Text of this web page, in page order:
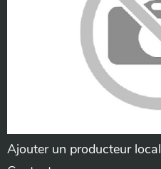
Ajouter un producteur local